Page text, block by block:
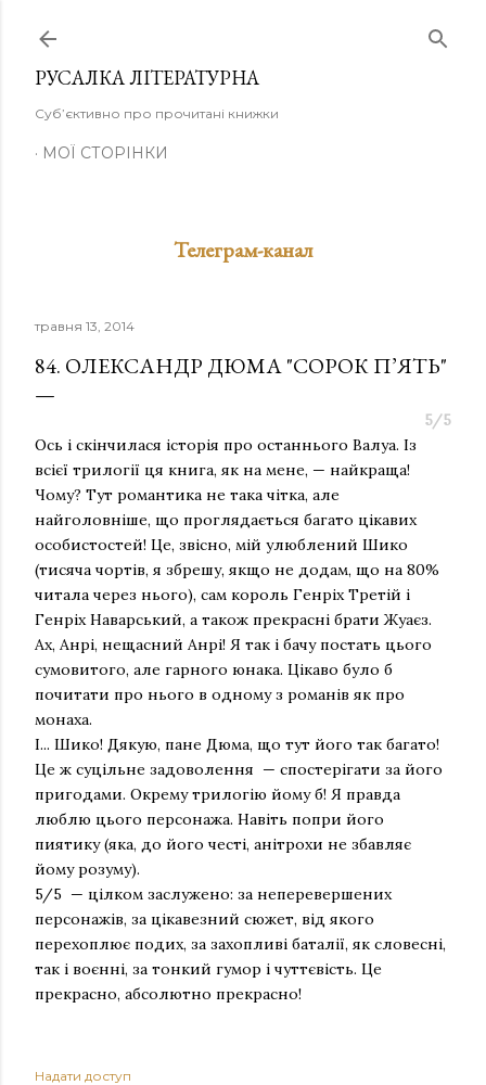
РУСАЛКА ЛІТЕРАТУРНА
Суб’єктивно про прочитані книжки
МОЇ СТОРІНКИ
Телеграм-канал
травня 13, 2014
84. ОЛЕКСАНДР ДЮМА "СОРОК П’ЯТЬ"
5/5
Ось і скінчилася історія про останнього Валуа. Із
всієї трилогії ця книга, як на мене, — найкраща!
Чому? Тут романтика не така чітка, але
найголовніше, що проглядається багато цікавих
особистостей! Це, звісно, мій улюблений Шико
(тисяча чортів, я збрешу, якщо не додам, що на 80%
читала через нього), сам король Генріх Третій і
Генріх Наварський, а також прекрасні брати Жуаєз.
Ах, Анрі, нещасний Анрі! Я так і бачу постать цього
сумовитого, але гарного юнака. Цікаво було б
почитати про нього в одному з романів як про
монаха.
І... Шико! Дякую, пане Дюма, що тут його так багато!
Це ж суцільне задоволення — спостерігати за його
пригодами. Окрему трилогію йому б! Я правда
люблю цього персонажа. Навіть попри його
пиятику (яка, до його честі, анітрохи не збавляє
йому розуму).
5/5 — цілком заслужено: за неперевершених
персонажів, за цікавезний сюжет, від якого
перехоплює подих, за захопливі баталії, як словесні,
так і воєнні, за тонкий гумор і чуттєвість. Це
прекрасно, абсолютно прекрасно!
Надати доступ